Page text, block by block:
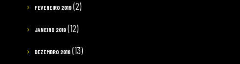
FEVEREIRO 2019 (2)
JANEIRO 2019 (12)
DEZEMBRO 2018 (13)